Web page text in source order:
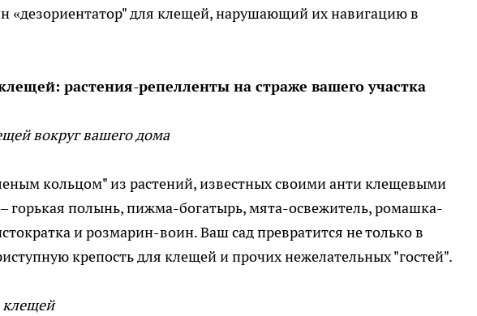
«дезориентатор" для клещей, нарушающий их навигацию в
растения-репелленты на страже вашего участка
вокруг вашего дома
кольцом" из растений, известных своими анти клещевыми
горькая полынь, пижма-богатырь, мята-освежитель, ромашка-
и розмарин-воин. Ваш сад превратится не только в
крепость для клещей и прочих нежелательных "гостей".
клещей